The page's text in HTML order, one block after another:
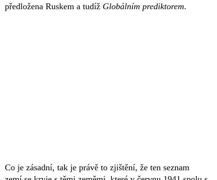
předložena Ruskem a tudíž Globálním prediktorem.
Co je zásadní, tak je právě to zjištění, že ten seznam